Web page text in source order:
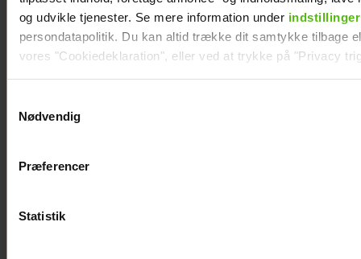
og udvikle tjenester. Se mere information under indstillinger
persondatapolitik. Du kan altid trække dit samtykke tilbage
vores "Cookiedeklaration", eller ved at trykke på "Privacy
Vi anvender egne cookies og cookies fra tredjeparter til at
generere statistik og huske dine præferencer samt til brug
Nødvendig
Præferencer
Statistik